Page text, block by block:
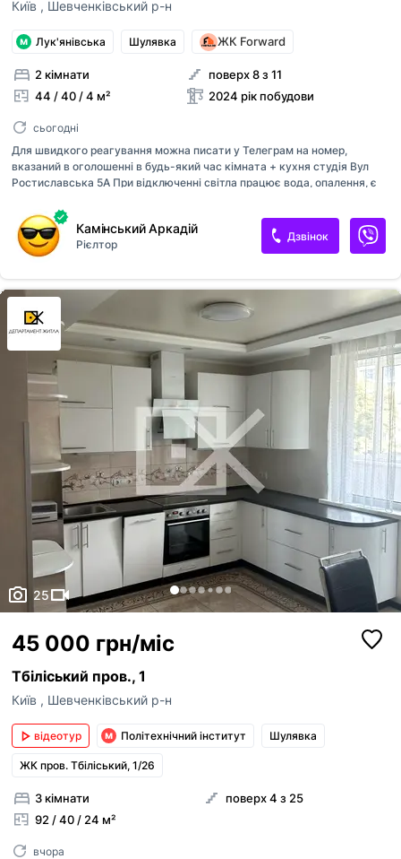
Київ , Шевченківський р-н
Лук'янівська Шулявка ЖК Forward
2 кімнати
44 / 40 / 4 м²
поверх 8 з 11
2024 рік побудови
сьогодні
Для швидкого реагування можна писати у Телеграм на номер,
вказаний в оголошенні в будь-який час кімната + кухня студія Вул
Ростиславська 5А При відключенні світла працює вода, опалення, є
підписанні договору перший місяць оренди та страхова сума
власнику. Комісійні послуги 50% від суми оренди. Зручно дістатись :
Майдан Незалежності, Хрещатик, Софійський собор, вул Богдана
Пейзажная Алея, Франка, Університет, Лукʼянівська, Вокзальна,
Саксаганського, бульвар Тараса Шевченка, НАУ, Швидкісний
трамвай, Вокзальна, Університет
Камінський Аркадій
Рієлтор
Дзвінок
25
45 000 грн/міс
Тбіліський пров., 1
Київ , Шевченківський р-н
відеотур Політехнічний інститут Шулявка
ЖК пров. Тбіліський, 1/26
3 кімнати
92 / 40 / 24 м²
поверх 4 з 25
вчора